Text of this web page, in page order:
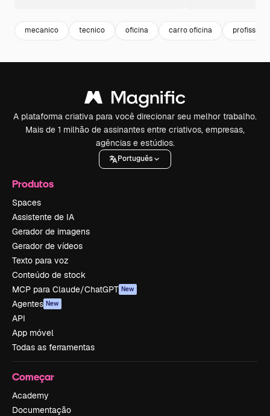
mecanico tecnico oficina carro oficina profissão
A plataforma criativa para você direcionar seu melhor trabalho.
Mais de 1 milhão de assinantes entre criativos, empresas,
agências e estúdios.
Português
Produtos
Spaces
Assistente de IA
Gerador de imagens
Gerador de vídeos
Texto para voz
Conteúdo de stock
MCP para Claude/ChatGPT New
Agentes New
API
App móvel
Todas as ferramentas
Começar
Academy
Documentação